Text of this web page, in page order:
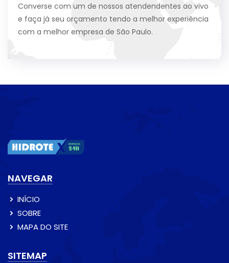
Converse com um de nossos atendendentes ao vivo
e faça já seu orçamento tendo a melhor experiência
com a melhor empresa de São Paulo.
NAVEGAR
INÍCIO
SOBRE
MAPA DO SITE
SITEMAP